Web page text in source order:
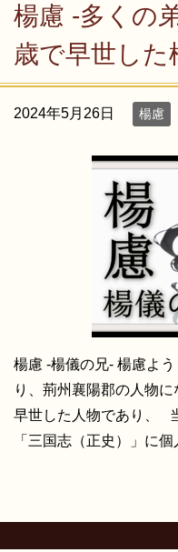
楊慮 -多くの
歳で早世した
2024年5月26日 楊慮
楊慮 -楊儀の兄- 楊慮よ
り、荊州襄陽郡の人物
早世した人物であり、
「三国志（正史）」に